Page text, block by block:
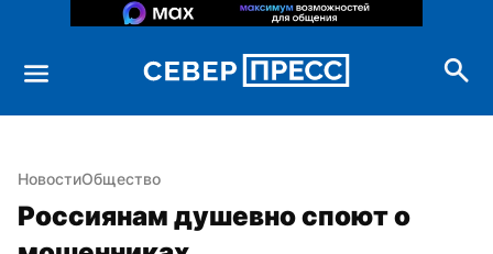
НовостиОбщество
Россиянам душевно споют о